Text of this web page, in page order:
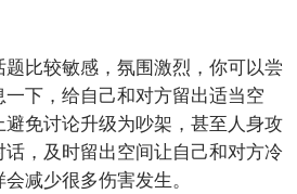
比较敏感，氛围激烈，你可以尝
下，给自己和对方留出适当空
免讨论升级为吵架，甚至人身攻
，及时留出空间让自己和对方冷
减少很多伤害发生。